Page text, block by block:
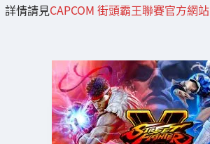
詳情請見CAPCOM 街頭霸王聯賽官方網站